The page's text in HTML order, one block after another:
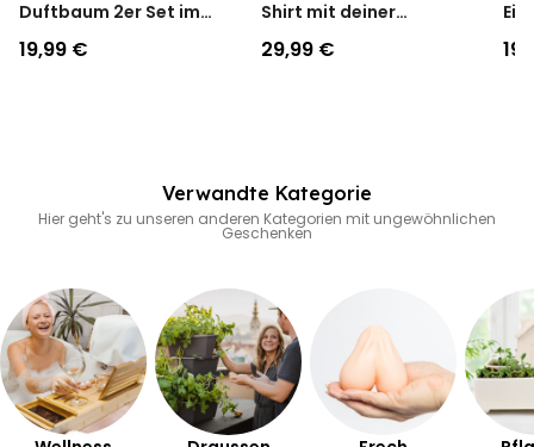
Duftbaum 2er Set im
Polaroid-Look
19,99 €
Shirt mit deiner
Zeichnung vorne und
hinten
29,99 €
Verwandte Kategorie
Hier geht's zu unseren anderen Kategorien mit ungewöhnlichen
Geschenken